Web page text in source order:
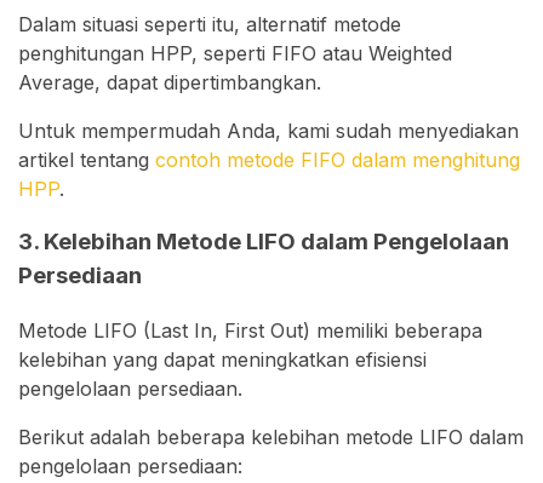
Dalam situasi seperti itu, alternatif metode
penghitungan HPP, seperti FIFO atau Weighted
Average, dapat dipertimbangkan.
Untuk mempermudah Anda, kami sudah menyediakan
artikel tentang contoh metode FIFO dalam menghitung
HPP.
3. Kelebihan Metode LIFO dalam Pengelolaan
Persediaan
Metode LIFO (Last In, First Out) memiliki beberapa
kelebihan yang dapat meningkatkan efisiensi
pengelolaan persediaan.
Berikut adalah beberapa kelebihan metode LIFO dalam
pengelolaan persediaan: